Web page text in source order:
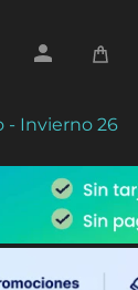
- Invierno 26